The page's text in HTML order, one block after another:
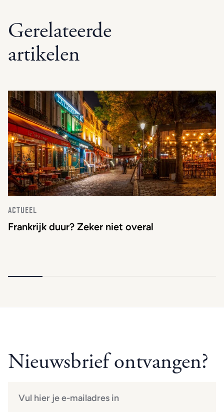
Gerelateerde
artikelen
ACTUEEL
Frankrijk duur? Zeker niet overal
Nieuwsbrief ontvangen?